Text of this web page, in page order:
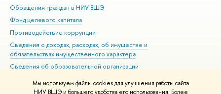
Мы используем файлы cookies для улучшения работы сайта
НИУ ВШЭ и большего удобства его использования. Более
Обращения граждан в НИУ ВШЭ
Фонд целевого капитала
Противодействие коррупции
Сведения о доходах, расходах, об имуществе и
обязательствах имущественного характера
Сведения об образовательной организации
Людям с ограниченными возможностями здоровья
Единая платежная страница